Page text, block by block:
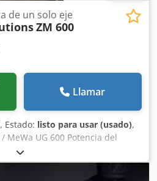
de un solo eje
ZM 600
Llamar
, Estado: listo para usar (usado),
MeWa UG 600 Potencia del
rotor: 600 mm Diámetro del
mm Número de cuchillas: 18
de estator Velocidad de